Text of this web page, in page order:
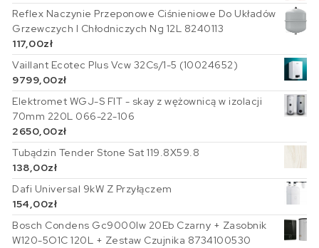
Reflex Naczynie Przeponowe Ciśnieniowe Do Układów
Grzewczych I Chłodniczych Ng 12L 8240113
117,00zł
Vaillant Ecotec Plus Vcw 32Cs/1-5 (10024652)
9799,00zł
Elektromet WGJ-S FIT - skay z wężownicą w izolacji
70mm 220L 066-22-106
2650,00zł
Tubądzin Tender Stone Sat 119.8X59.8
138,00zł
Dafi Universal 9kW Z Przyłączem
154,00zł
Bosch Condens Gc9000Iw 20Eb Czarny + Zasobnik
W120-5O1C 120L + Zestaw Czujnika 8734100530